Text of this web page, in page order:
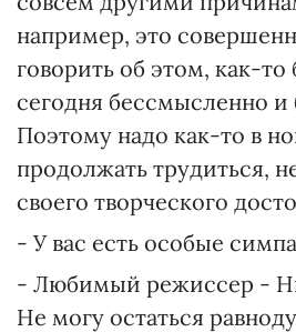
например, это
говорить об этом, как-то
сегодня бессмысленно и
Поэтому надо как-то в
продолжать трудиться,
своего творческого
- У вас есть особые
- Любимый режиссер -
Не могу остаться